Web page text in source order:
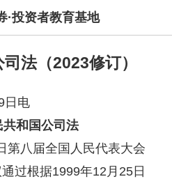
·投资者教育基地
法（2023修订）
电
共和国公司法
八届全国人民代表大会
过根据1999年12月25日